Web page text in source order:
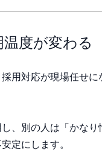
度が変わる
用対応が現場任せ
、別の人は「かなり
定にします。